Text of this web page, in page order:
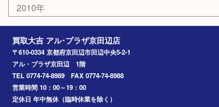
2025年
2024年
2023年
2022年
2021年